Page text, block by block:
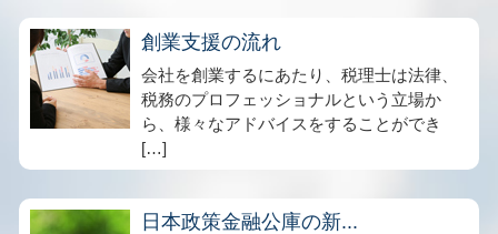
創業支援の流れ
会社を創業するにあたり、税理士は法律、
税務のプロフェッショナルという立場か
ら、様々なアドバイスをすることができ
[…]
日本政策金融公庫の新...